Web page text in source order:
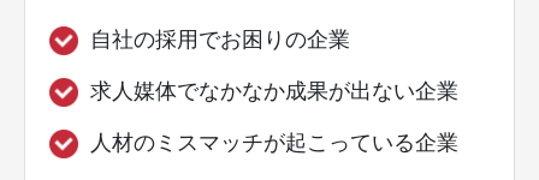
自社の採用でお困りの企業
求人媒体でなかなか成果が出ない企業
人材のミスマッチが起こっている企業